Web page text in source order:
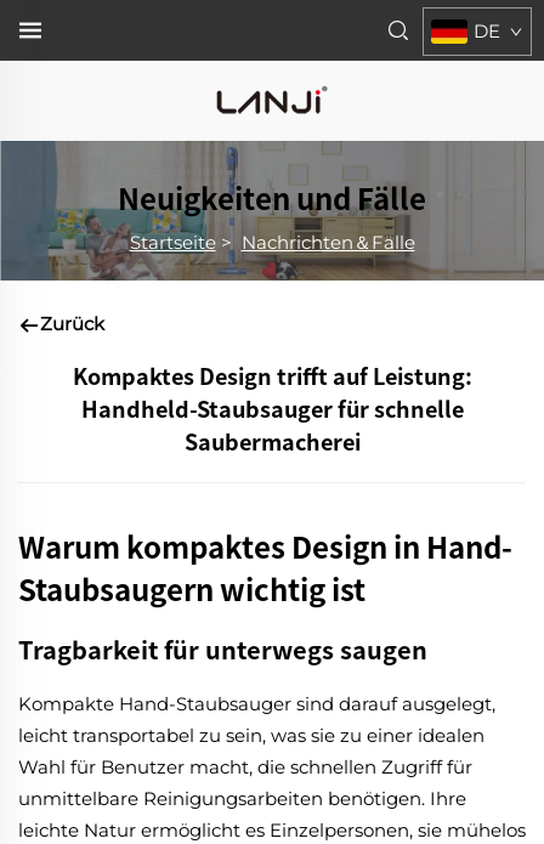
DE
Neuigkeiten und Fälle
Startseite> Nachrichten＆Fälle
Zurück
Kompaktes Design trifft auf Leistung:
Handheld-Staubsauger für schnelle
Saubermacherei
Warum kompaktes Design in Hand-
Staubsaugern wichtig ist
Tragbarkeit für unterwegs saugen
Kompakte Hand-Staubsauger sind darauf ausgelegt,
leicht transportabel zu sein, was sie zu einer idealen
Wahl für Benutzer macht, die schnellen Zugriff für
unmittelbare Reinigungsarbeiten benötigen. Ihre
leichte Natur ermöglicht es Einzelpersonen, sie mühelos